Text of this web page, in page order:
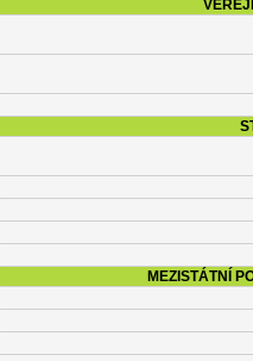
MEZISTÁTNÍ